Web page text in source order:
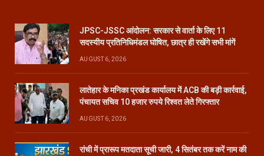
JPSC-JSSC आंदोलन: सरकार से वार्ता के लिए 11
सदस्यीय प्रतिनिधिमंडल घोषित, छात्र ही रखेंगे सभी मांगें
AUGUST 6, 2026
लातेहार के मनिका प्रखंड कार्यालय में ACB की बड़ी कार्रवाई,
पंचायत सचिव 10 हजार रुपये रिश्वत लेते गिरफ्तार
AUGUST 6, 2026
रांची में प्रारूप मतदाता सूची जारी, 4 सितंबर तक करें नाम की